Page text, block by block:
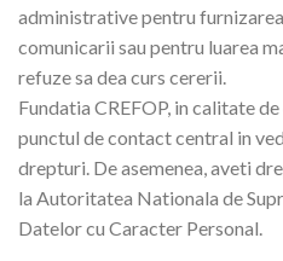
administrative pentru
comunicarii sau pentru luarea
refuze sa dea curs cererii.
Fundatia CREFOP, in calitate
punctul de contact central in
drepturi. De asemenea, aveti
la Autoritatea Nationala de
Datelor cu Caracter Personal.